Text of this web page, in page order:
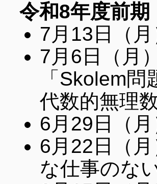
令和8年度前期
7月13日（
7月6日（
「Skolem
代数的無理
6月29日（
6月22日（
な仕事のな